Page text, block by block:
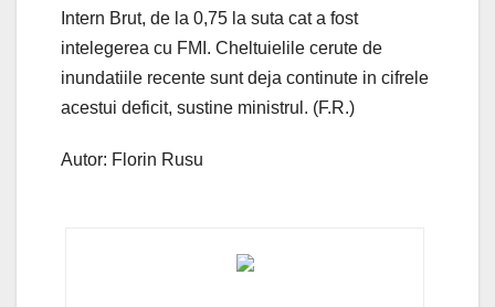
Intern Brut, de la 0,75 la suta cat a fost
intelegerea cu FMI. Cheltuielile cerute de
inundatiile recente sunt deja continute in cifrele
acestui deficit, sustine ministrul. (F.R.)
Autor: Florin Rusu